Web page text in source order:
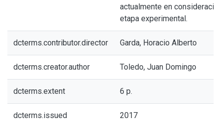
actualmente en
etapa experimental.
dcterms.contributor.director Garda, Horacio Alberto
dcterms.creator.author Toledo, Juan Domingo
dcterms.extent 6 p.
dcterms.issued 2017